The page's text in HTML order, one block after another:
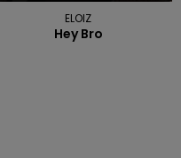
ELOIZ
Hey Bro